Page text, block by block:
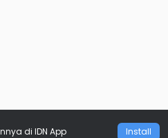
di IDN App Install